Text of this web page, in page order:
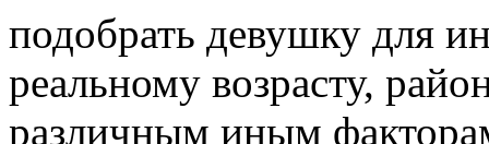
подобрать девушку для
реальному возрасту,
различным иным